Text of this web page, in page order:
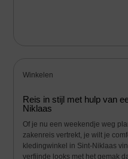
Winkelen
Reis in stijl met hulp van
Niklaas
Of je nu een weekendje weg
zakenreis vertrekt, je wilt je
kledingwinkel in Sint-Niklaas
verfijnde looks met het gemak